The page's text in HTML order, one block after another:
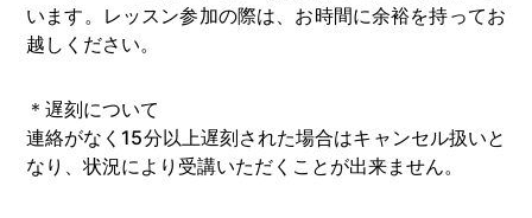
います。レッスン参加の際は、お時間に余裕を持ってお
越しください。
＊遅刻について
連絡がなく15分以上遅刻された場合はキャンセル扱いと
なり、状況により受講いただくことが出来ません。